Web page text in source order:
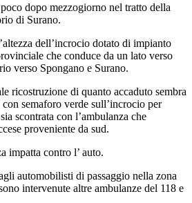
dopo mezzogiorno nel tratto della
di Surano.
dell’incrocio dotato di impianto
che conduce da un lato verso
verso Spongano e Surano.
ricostruzione di quanto accaduto sembra
semaforo verde sull’incrocio per
scontrata con l’ambulanza che
proveniente da sud.
impatta contro l’ auto.
automobilisti di passaggio nella zona
intervenute altre ambulanze del 118 e